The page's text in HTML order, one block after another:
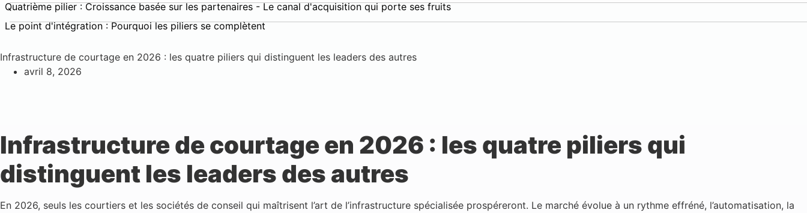
Quatrième pilier : Croissance basée sur les partenaires - Le canal d'acquisition qui porte ses fruits
Le point d'intégration : Pourquoi les piliers se complètent
Infrastructure de courtage en 2026 : les quatre piliers qui distinguent les leaders des autres
avril 8, 2026
Infrastructure de courtage en 2026 : les quatre piliers qui
distinguent les leaders des autres
En 2026, seuls les courtiers et les sociétés de conseil qui maîtrisent l’art de l’infrastructure spécialisée prospéreront. Le marché évolue à un rythme effréné, l’automatisation, la